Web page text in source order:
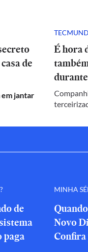
de
em jantar
É hora
de
paga
MINHA
Novo